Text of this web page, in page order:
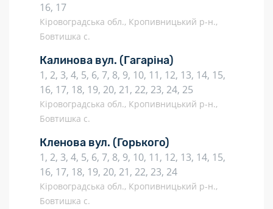
16, 17
Кіровоградська обл., Кропивницький р-н.,
Бовтишка с.
Калинова вул. (Гагаріна)
1, 2, 3, 4, 5, 6, 7, 8, 9, 10, 11, 12, 13, 14, 15,
16, 17, 18, 19, 20, 21, 22, 23, 24, 25
Кіровоградська обл., Кропивницький р-н.,
Бовтишка с.
Кленова вул. (Горького)
1, 2, 3, 4, 5, 6, 7, 8, 9, 10, 11, 12, 13, 14, 15,
16, 17, 18, 19, 20, 21, 22, 23, 24
Кіровоградська обл., Кропивницький р-н.,
Бовтишка с.